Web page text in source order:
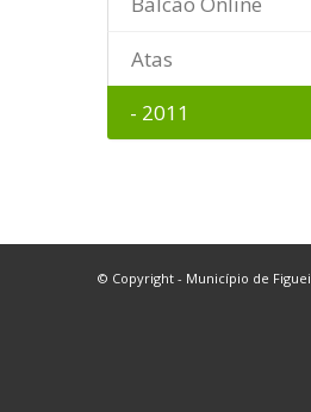
Atas
- 2011
© Copyright - Município de